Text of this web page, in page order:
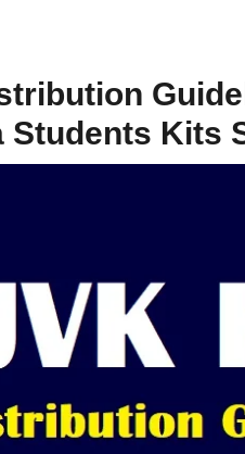
Students Kits